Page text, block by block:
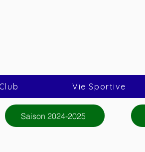
Vie Sportive
Saison 2024-2025